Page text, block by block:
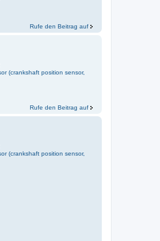
Rufe den Beitrag auf
(crankshaft position sensor,
Rufe den Beitrag auf
(crankshaft position sensor,